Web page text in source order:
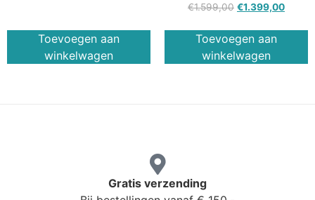
Toevoegen aan
winkelwagen
€1.599,00 €1.399,00
Toevoegen aan
winkelwagen
Gratis verzending